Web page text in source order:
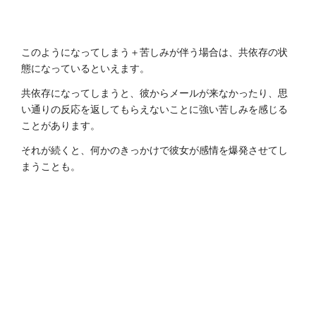
このようになってしまう＋苦しみが伴う場合は、共依存の状
態になっているといえます。
共依存になってしまうと、彼からメールが来なかったり、思
い通りの反応を返してもらえないことに強い苦しみを感じる
ことがあります。
それが続くと、何かのきっかけで彼女が感情を爆発させてし
まうことも。